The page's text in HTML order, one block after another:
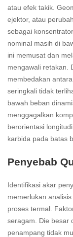
atau efek takik.
ejektor, atau
sebagai
nominal masih di
ini memusat dan
mengawali retakan.
membedakan
seringkali tidak
bawah beban
menggagalkan
berorientasi
karbida pada batas
Penyebab
Identifikasi akar
memerlukan
proses termal.
seragam. Die besar
penampang tidak